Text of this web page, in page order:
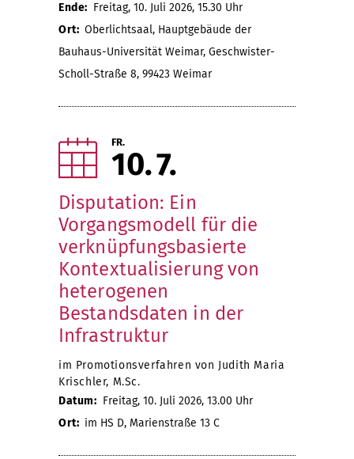
Ende: Freitag, 10. Juli 2026, 15.30 Uhr
Ort: Oberlichtsaal, Hauptgebäude der
Bauhaus-Universität Weimar, Geschwister-
Scholl-Straße 8, 99423 Weimar
FR.
10 7
Disputation: Ein
Vorgangsmodell für die
verknüpfungsbasierte
Kontextualisierung von
heterogenen
Bestandsdaten in der
Infrastruktur
im Promotionsverfahren von Judith Maria
Krischler, M.Sc.
Datum: Freitag, 10. Juli 2026, 13.00 Uhr
Ort: im HS D, Marienstraße 13 C